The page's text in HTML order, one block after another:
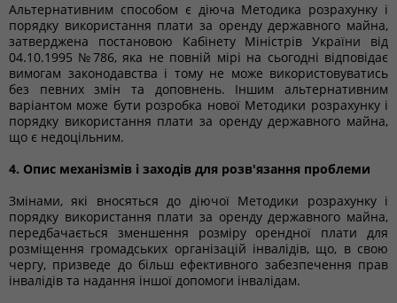
Альтернативним способом є діюча Методика розрахунку і
порядку використання плати за оренду державного майна,
затверджена постановою Кабінету Міністрів України від
04.10.1995 №786, яка не повній мірі на сьогодні відповідає
вимогам законодавства і тому не може використовуватись
без певних змін та доповнень. Іншим альтернативним
варіантом може бути розробка нової Методики розрахунку і
порядку використання плати за оренду державного майна,
що є недоцільним.
4. Опис механізмів і заходів для розв'язання проблеми
Змінами, які вносяться до діючої Методики розрахунку і
порядку використання плати за оренду державного майна,
передбачається зменшення розміру орендної плати для
розміщення громадських організацій інвалідів, що, в свою
чергу, призведе до більш ефективного забезпечення прав
інвалідів та надання іншої допомоги інвалідам.